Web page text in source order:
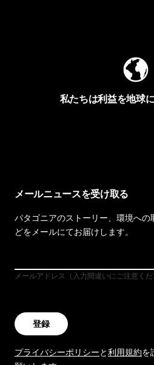
私たちは利益を地球
メールニュースを受け取る
パタゴニアのストーリー、環境へ
どをメールにてお届けします。
メールアドレス（入力間違いにご注意くだ
登録
プライバシーポリシーと利用規約を